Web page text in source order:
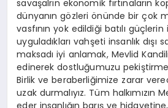
savaşalrın ekonomik fırtınaların
dünyanın gözleri önünde bir çok
vasfının yok edildiği batılı güçlerin
uyguladıkları vahşeti insanlık dışı
maksadı iyi anlamak, Mevlid
edinerek dostluğumuzu
Birlik ve beraberliğimize zarar
uzak durmalıyız. Tüm halkımızın
eder insanlığın barış ve